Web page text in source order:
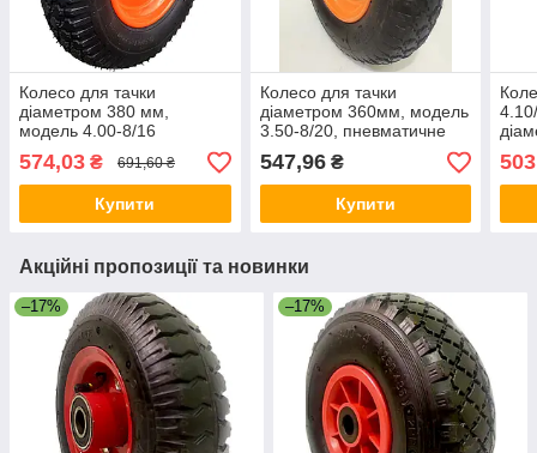
Колесо для тачки
діаметром 380 мм,
модель 4.00-8/16
(4.80/4.00-8),
пневматичне
574,03 ₴ 691,60 ₴
Купити
Колесо для тачки
діаметром 360мм, модель
3.50-8/20, пневматичне
547,96₴
Купити
Акційні пропозиції та новинки
–17% –17%